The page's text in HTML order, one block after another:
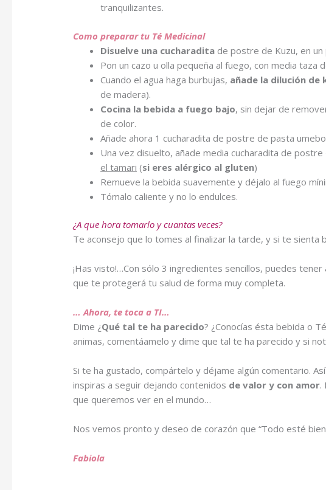
tranquilizantes.
Como preparar tu Té Medicinal
Disuelve una cucharadita de postre de Kuzu, en un
Pon un cazo u olla pequeña al fuego, con media taza
Cuando el agua haga burbujas, añade la dilución de
de madera).
Cocina la bebida a fuego bajo, sin dejar de
de color.
Añade ahora 1 cucharadita de postre de pasta
Una vez disuelto, añade media cucharadita de postre
el tamari (si eres alérgico al gluten)
Remueve la bebida suavemente y déjalo al fuego
Tómalo caliente y no lo endulces.
¿A que hora tomarlo y cuantas veces?
Te aconsejo que lo tomes al finalizar la tarde, y si te sienta
¡Has visto!…Con sólo 3 ingredientes sencillos, puedes
que te protegerá tu salud de forma muy completa.
… Ahora, te toca a TI…
Dime ¿Qué tal te ha parecido? ¿Conocías ésta bebida o
animas, comentáamelo y dime que tal te ha parecido y si
Si te ha gustado, compártelo y déjame algún comentario.
inspiras a seguir dejando contenidos de valor y con amor.
que queremos ver en el mundo…
Nos vemos pronto y deseo de corazón que “Todo esté bien
Fabiola